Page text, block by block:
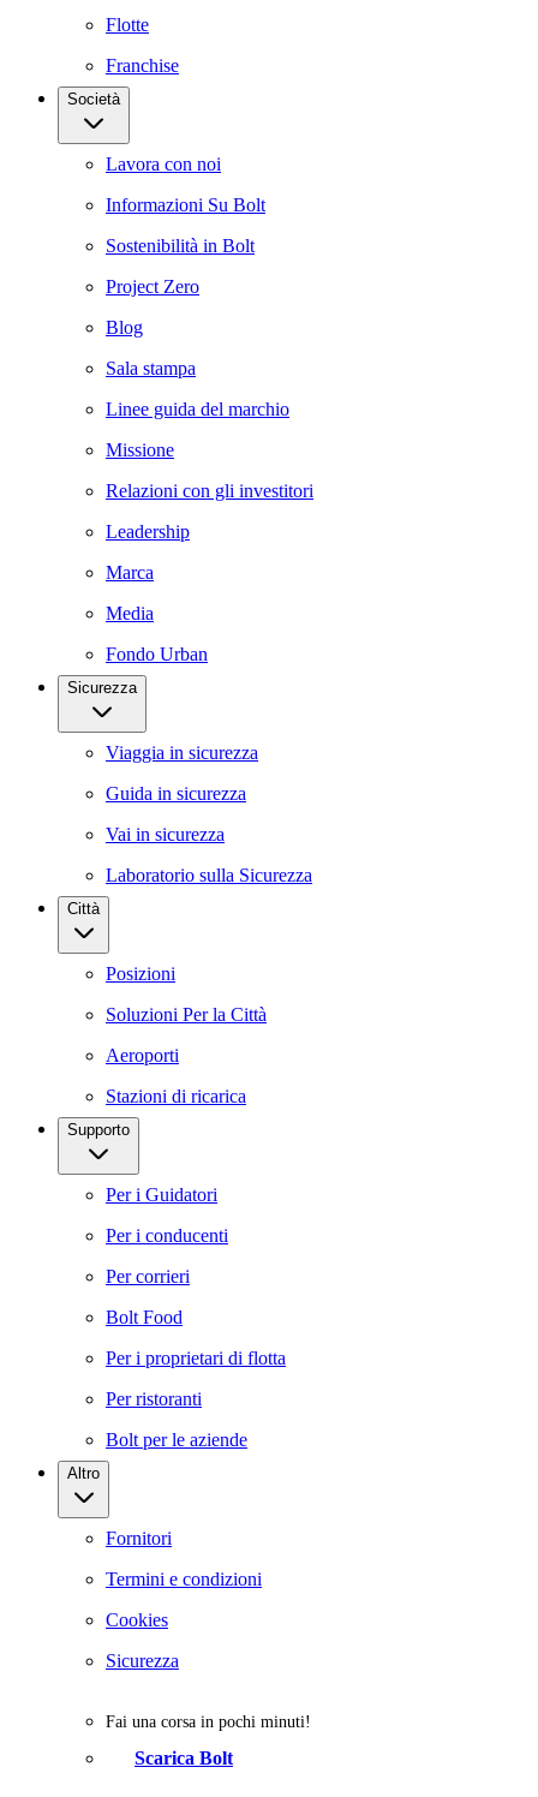
Flotte
Franchise
Società
Lavora con noi
Informazioni Su Bolt
Sostenibilità in Bolt
Project Zero
Blog
Sala stampa
Linee guida del marchio
Missione
Relazioni con gli investitori
Leadership
Marca
Media
Fondo Urban
Sicurezza
Viaggia in sicurezza
Guida in sicurezza
Vai in sicurezza
Laboratorio sulla Sicurezza
Città
Posizioni
Soluzioni Per la Città
Aeroporti
Stazioni di ricarica
Supporto
Per i Guidatori
Per i conducenti
Per corrieri
Bolt Food
Per i proprietari di flotta
Per ristoranti
Bolt per le aziende
Altro
Fornitori
Termini e condizioni
Cookies
Sicurezza
Fai una corsa in pochi minuti!
Scarica Bolt